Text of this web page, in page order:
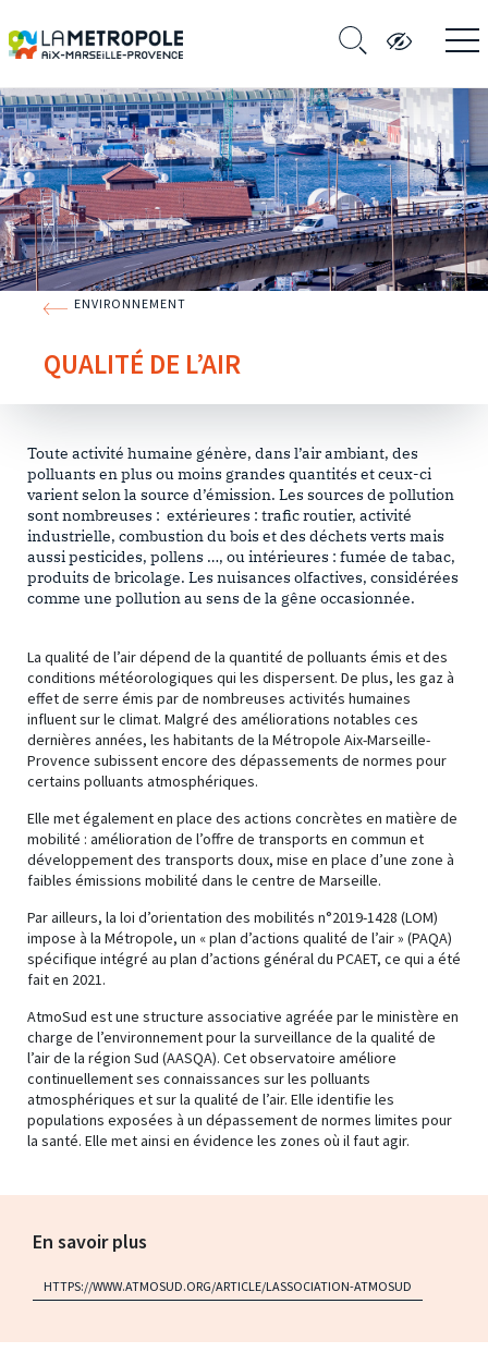
ENVIRONNEMENT
QUALITÉ DE L’AIR
Toute activité humaine génère, dans l’air ambiant, des
polluants en plus ou moins grandes quantités et ceux-ci
varient selon la source d’émission. Les sources de pollution
sont nombreuses : extérieures : trafic routier, activité
industrielle, combustion du bois et des déchets verts mais
aussi pesticides, pollens …, ou intérieures : fumée de tabac,
produits de bricolage. Les nuisances olfactives, considérées
comme une pollution au sens de la gêne occasionnée.
La qualité de l’air dépend de la quantité de polluants émis et des
conditions météorologiques qui les dispersent. De plus, les gaz à
effet de serre émis par de nombreuses activités humaines
influent sur le climat. Malgré des améliorations notables ces
dernières années, les habitants de la Métropole Aix-Marseille-
Provence subissent encore des dépassements de normes pour
certains polluants atmosphériques.
Elle met également en place des actions concrètes en matière de
mobilité : amélioration de l’offre de transports en commun et
développement des transports doux, mise en place d’une zone à
faibles émissions mobilité dans le centre de Marseille.
Par ailleurs, la loi d’orientation des mobilités n°2019-1428 (LOM)
impose à la Métropole, un « plan d’actions qualité de l’air » (PAQA)
spécifique intégré au plan d’actions général du PCAET, ce qui a été
fait en 2021.
AtmoSud est une structure associative agréée par le ministère en
charge de l’environnement pour la surveillance de la qualité de
l’air de la région Sud (AASQA). Cet observatoire améliore
continuellement ses connaissances sur les polluants
atmosphériques et sur la qualité de l’air. Elle identifie les
populations exposées à un dépassement de normes limites pour
la santé. Elle met ainsi en évidence les zones où il faut agir.
En savoir plus
HTTPS://WWW.ATMOSUD.ORG/ARTICLE/LASSOCIATION-ATMOSUD